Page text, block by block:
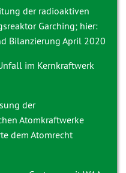
der radioaktiven
Garching; hier:
Bilanzierung April 2020
im Kernkraftwerk
der
Atomkraftwerke
dem Atomrecht